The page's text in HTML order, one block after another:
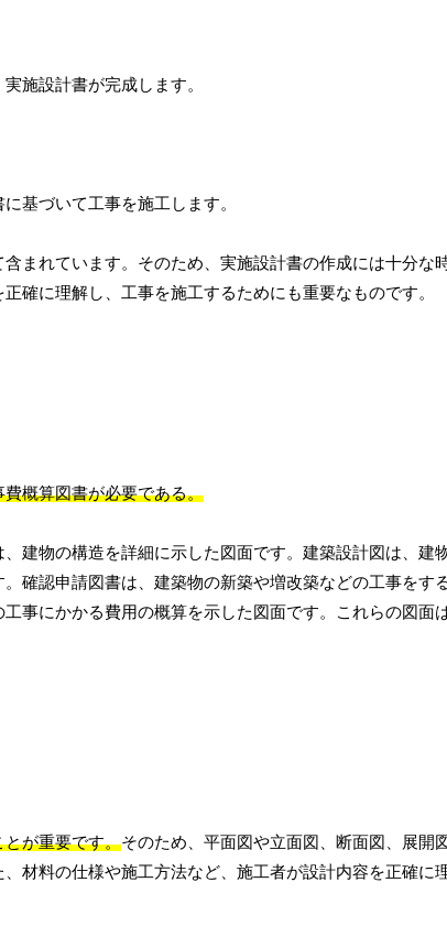
施設計書が完成します。
基づいて工事を施工します。
まれています。そのため、実施設計書の作成には十分な
確に理解し、工事を施工するためにも重要なものです。
概算図書が必要である。
建物の構造を詳細に示した図面です。建築設計図は、建
確認申請図書は、建築物の新築や増改築などの工事をす
事にかかる費用の概算を示した図面です。これらの図面
とが重要です。そのため、平面図や立面図、断面図、展開
材料の仕様や施工方法など、施工者が設計内容を正確に